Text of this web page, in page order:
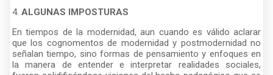
4. ALGUNAS IMPOSTURAS
En tiempos de la modernidad, aun cuando es válido aclarar
que los cognomentos de modernidad y postmodernidad no
señalan tiempo, sino formas de pensamiento y enfoques en
la manera de entender e interpretar realidades sociales,